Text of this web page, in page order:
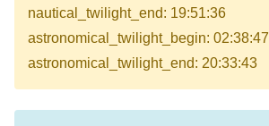
nautical_twilight_end: 19:51:36
astronomical_twilight_begin: 02:38:47
astronomical_twilight_end: 20:33:43